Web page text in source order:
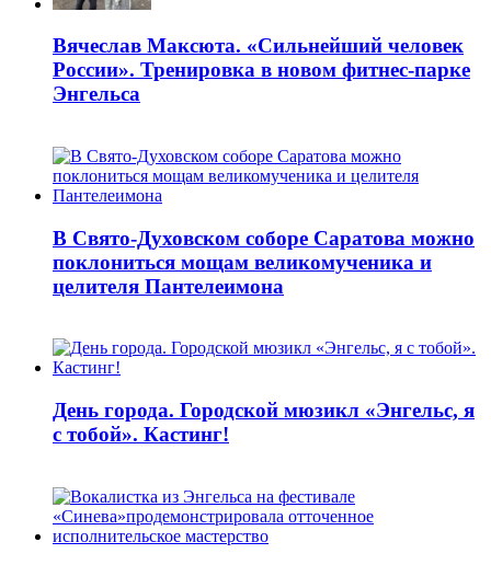
Вячеслав Максюта. «Сильнейший человек
России». Тренировка в новом фитнес-парке
Энгельса
В Свято-Духовском соборе Саратова можно
поклониться мощам великомученика и
целителя Пантелеимона
День города. Городской мюзикл «Энгельс, я
с тобой». Кастинг!